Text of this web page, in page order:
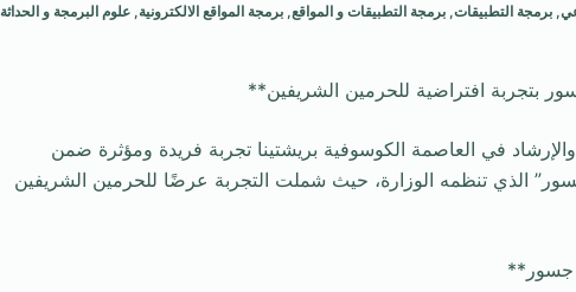
, برمجة التطبيقات, برمجة التطبيقات و المواقع , برمجة المواقع الالكترونية , علوم البرمجة و الحداثة
بتجربة افتراضية للحرمين الشريفين**
في العاصمة الكوسوفية بريشتينا تجربة فريدة ومؤثرة ضمن
الذي تنظمه الوزارة، حيث شملت التجربة عرضًا للحرمين الشريفين
جسور**